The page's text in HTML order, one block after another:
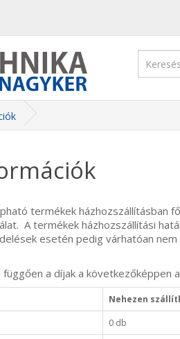
termékek
A termékek házhozszállítási
esetén pedig várhatóan
a díjak a következőképpen
Nehezen
0 db